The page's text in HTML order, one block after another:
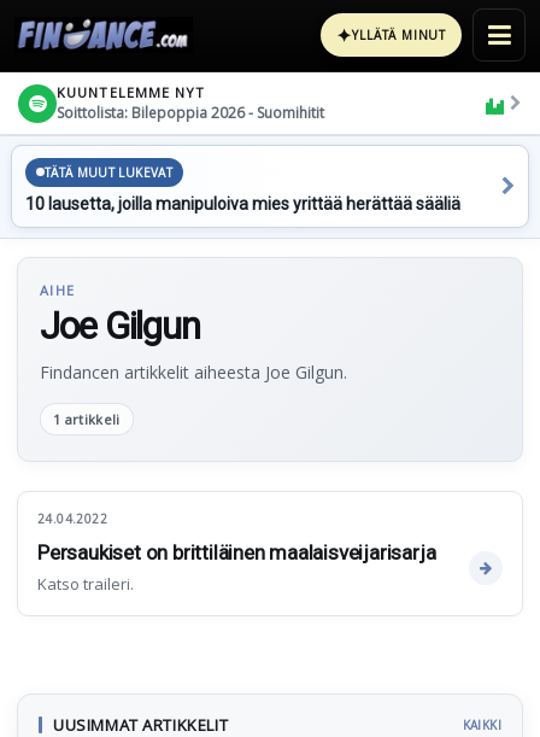
✦YLLÄTÄ MINUT
KUUNTELEMME NYT
Soittolista: Bilepoppia 2026 - Suomihitit
TÄTÄ MUUT LUKEVAT
10 lausetta, joilla manipuloiva mies yrittää herättää sääliä
AIHE
Joe Gilgun
Findancen artikkelit aiheesta Joe Gilgun.
1 artikkeli
24.04.2022
Persaukiset on brittiläinen maalaisveijarisarja
Katso traileri.
UUSIMMAT ARTIKKELIT KAIKKI